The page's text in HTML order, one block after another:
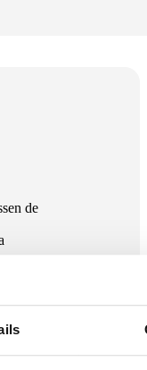
de
op de
grondige